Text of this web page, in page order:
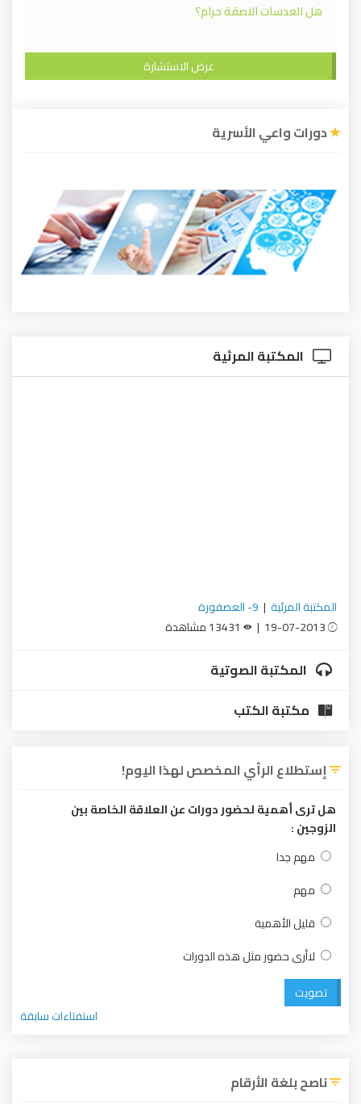
هل العدسات الاصقة حرام؟
عرض الاستشارة
دورات واعي الأسرية
المكتبة المرئية
المكتبة المرئية | 9- العصفورة
المكتبة الصوتية
مكتبة الكتب
إستطلاع الرأي المخصص لهذا اليوم!
هل ترى أهمية لحضور دورات عن العلاقة الخاصة بين
الزوجين :
مهم جدا
مهم
قليل الأهمية
لاأرى حضور مثل هذه الدورات
تصويت
استفتاءات سابقة
ناصح بلغة الأرقام